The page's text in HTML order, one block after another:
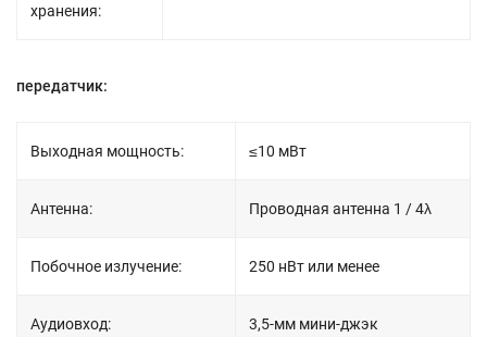
хранения:
передатчик:
Выходная мощность: ≤10 мВт
Антенна: Проводная антенна 1 / 4λ
Побочное излучение: 250 нВт или менее
Аудиовход: 3,5-мм мини-джэк